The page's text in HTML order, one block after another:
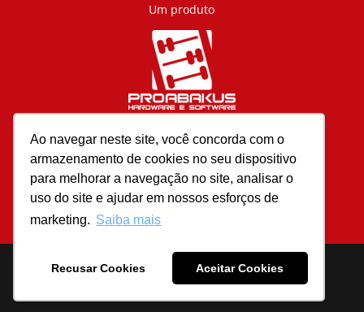
Ao navegar neste site, você concorda com o
armazenamento de cookies no seu dispositivo
para melhorar a navegação no site, analisar o
uso do site e ajudar em nossos esforços de
marketing. Saiba mais
Recusar Cookies Aceitar Cookies
Um produto
AJUDA
atendimento@eapos.com.br
Termos e condições de uso